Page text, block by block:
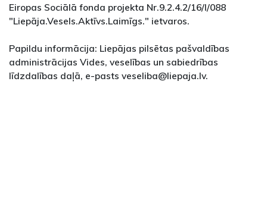
Eiropas Sociālā fonda projekta Nr.9.2.4.2/16/I/088
"Liepāja.Vesels.Aktīvs.Laimīgs." ietvaros.
Papildu informācija: Liepājas pilsētas pašvaldības
administrācijas Vides, veselības un sabiedrības
līdzdalības daļā, e-pasts veseliba@liepaja.lv.